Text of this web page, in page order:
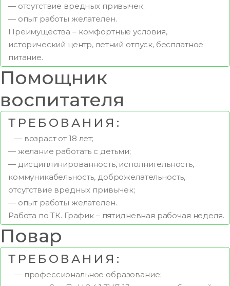
— отсутствие вредных привычек;
— опыт работы желателен.
Преимущества – комфортные условия,
исторический центр, летний отпуск, бесплатное
питание.
Помощник
воспитателя
ТРЕБОВАНИЯ:
— возраст от 18 лет;
— желание работать с детьми;
— дисциплинированность, исполнительность,
коммуникабельность, доброжелательность,
отсутствие вредных привычек;
— опыт работы желателен.
Работа по ТК. График – пятидневная рабочая неделя.
Повар
ТРЕБОВАНИЯ:
— профессиональное образование;